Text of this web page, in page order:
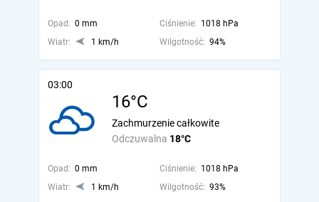
Opad: 0 mm Ciśnienie: 1018 hPa
Wiatr:
1 km/h Wilgotność: 94%
03:00
16°C
Odczuwalna 18°C
Zachmurzenie całkowite
Opad: 0 mm Ciśnienie: 1018 hPa
Wiatr:
1 km/h Wilgotność: 93%